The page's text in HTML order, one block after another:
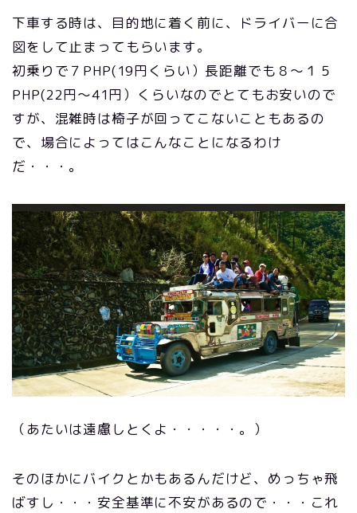
下車する時は、目的地に着く前に、ドライバーに合
図をして止まってもらいます。
初乗りで７PHP(19円くらい）長距離でも８〜１５
PHP(22円〜41円）くらいなのでとてもお安いので
すが、混雑時は椅子が回ってこないこともあるの
で、場合によってはこんなことになるわけ
だ・・・。
（あたいは遠慮しとくよ・・・・・。）
そのほかにバイクとかもあるんだけど、めっちゃ飛
ばすし・・・安全基準に不安があるので・・・これ